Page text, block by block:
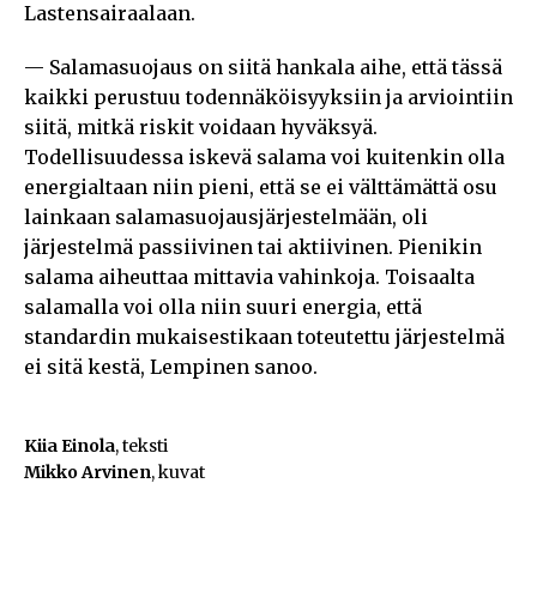
Lastensairaalaan.
— Salamasuojaus on siitä hankala aihe, että tässä
kaikki perustuu todennäköisyyksiin ja arviointiin
siitä, mitkä riskit voidaan hyväksyä.
Todellisuudessa iskevä salama voi kuitenkin olla
energialtaan niin pieni, että se ei välttämättä osu
lainkaan salamasuojausjärjestelmään, oli
järjestelmä passiivinen tai aktiivinen. Pienikin
salama aiheuttaa mittavia vahinkoja. Toisaalta
salamalla voi olla niin suuri energia, että
standardin mukaisestikaan toteutettu järjestelmä
ei sitä kestä, Lempinen sanoo.
Kiia Einola, teksti
Mikko Arvinen, kuvat